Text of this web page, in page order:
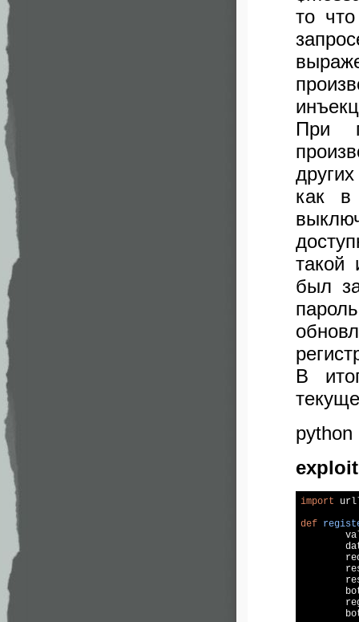
то
При
как в
такой
был
В
import
def